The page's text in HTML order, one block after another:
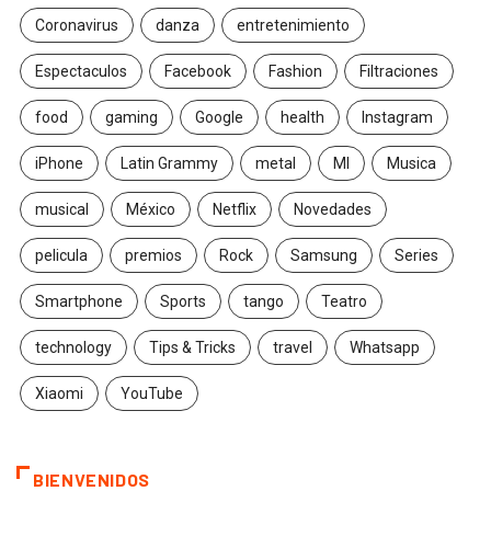
Coronavirus danza entretenimiento
Espectaculos Facebook Fashion Filtraciones
food gaming Google health Instagram
iPhone Latin Grammy metal MI Musica
musical México Netflix Novedades
pelicula premios Rock Samsung Series
Smartphone Sports tango Teatro
technology Tips & Tricks travel Whatsapp
Xiaomi YouTube
BIENVENIDOS